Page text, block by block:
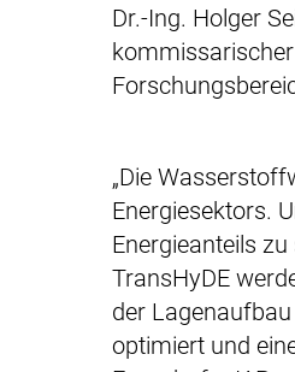
Dr.-Ing. Holger
„Die
Energiesektors.
Energieanteils
TransHyDE
der Lagenaufbau
optimiert und